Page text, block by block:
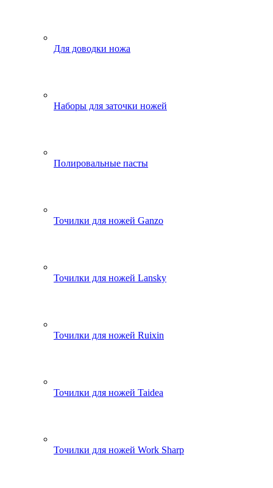
Для доводки ножа
Наборы для заточки ножей
Полировальные пасты
Точилки для ножей Ganzo
Точилки для ножей Lansky
Точилки для ножей Ruixin
Точилки для ножей Taidea
Точилки для ножей Work Sharp